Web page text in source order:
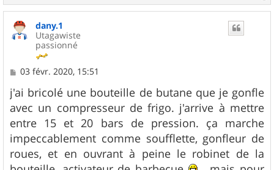
a
dany.1
Utagawiste
passionné
M
s
s
a
g
e
03 févr. 2020, 15:51
j'ai bricolé une bouteille de butane que je gonfle
avec un compresseur de frigo. j'arrive à mettre
entre 15 et 20 bars de pression. ça marche
impeccablement comme soufflette, gonfleur de
roues, et en ouvrant à peine le robinet de la